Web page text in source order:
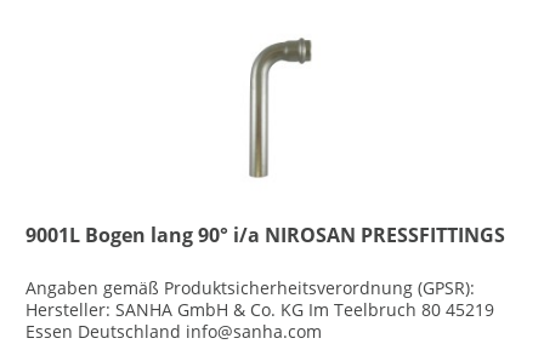
9001L Bogen lang 90° i/a NIROSAN PRESSFITTINGS
Angaben gemäß Produktsicherheitsverordnung (GPSR):
Hersteller: SANHA GmbH & Co. KG Im Teelbruch 80 45219
Essen Deutschland info@sanha.com